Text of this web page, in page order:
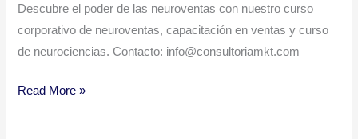
Descubre el poder de las neuroventas con nuestro curso
corporativo de neuroventas, capacitación en ventas y curso
de neurociencias. Contacto: info@consultoriamkt.com
Read More »